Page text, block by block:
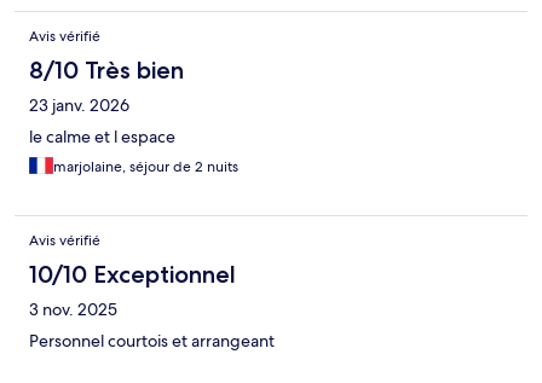
Avis vérifié
8/10 Très bien
23 janv. 2026
le calme et l espace
marjolaine, séjour de 2 nuits
Avis vérifié
10/10 Exceptionnel
3 nov. 2025
Personnel courtois et arrangeant